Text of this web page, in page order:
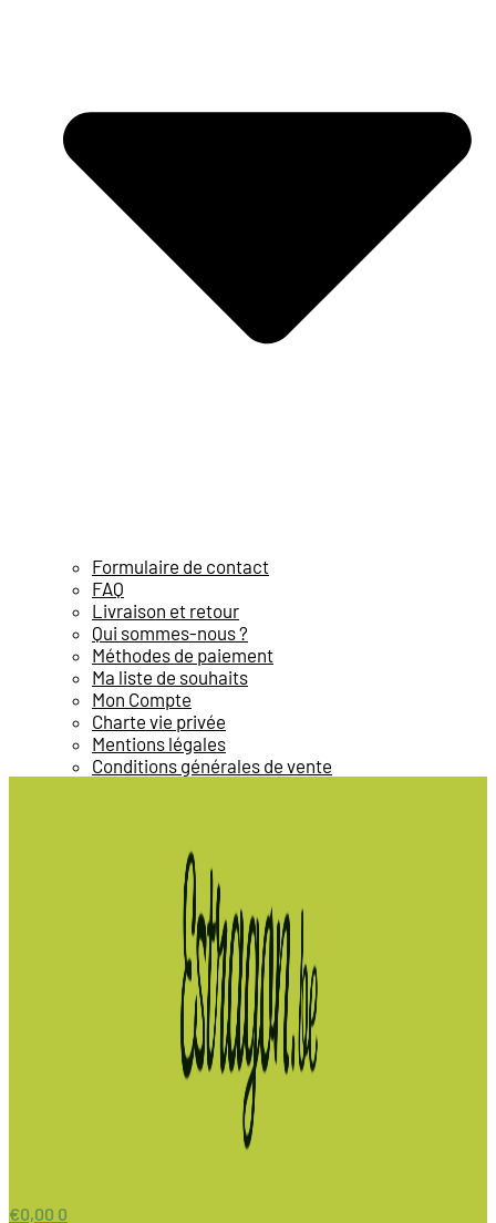
Formulaire de contact
FAQ
Livraison et retour
Qui sommes-nous ?
Méthodes de paiement
Ma liste de souhaits
Mon Compte
Charte vie privée
Mentions légales
Conditions générales de vente
€0,00 0